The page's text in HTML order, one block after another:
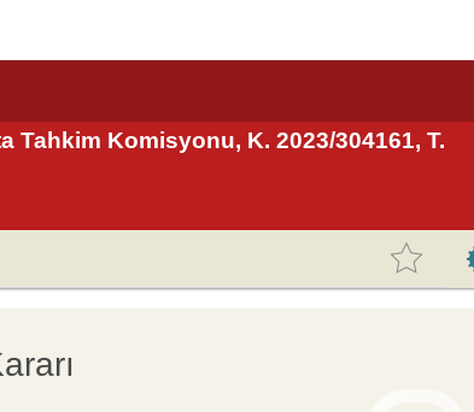
Tahkim Komisyonu, K. 2023/304161, T.